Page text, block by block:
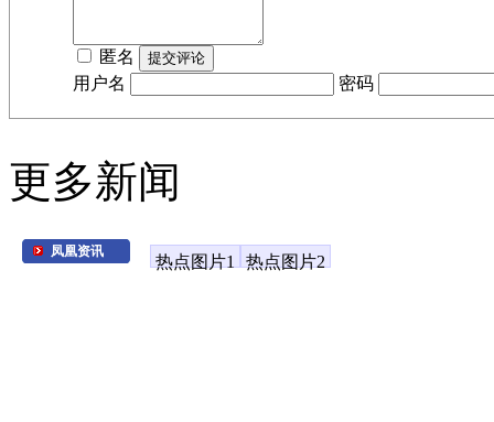
匿名
用户名
密码
更多新闻
凤凰资讯
热点图片1 热点图片2